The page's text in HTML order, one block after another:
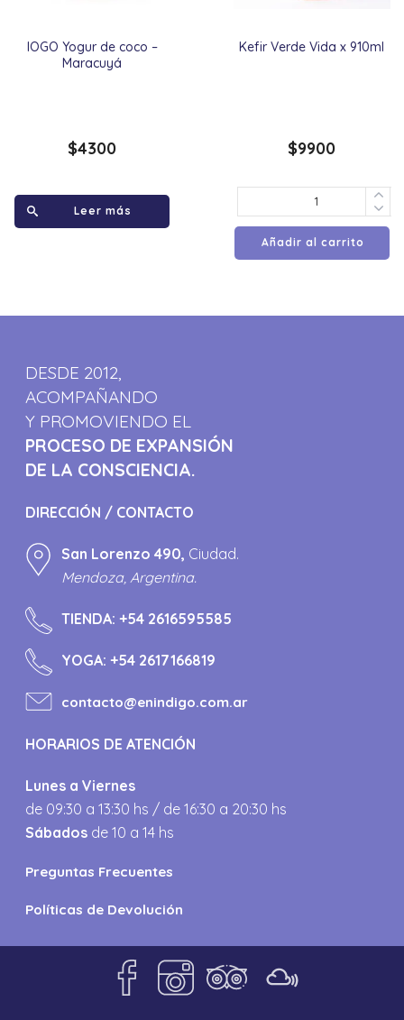
IOGO Yogur de coco –
Maracuyá
$4300
Leer más
Kefir Verde Vida x 910ml
$9900
Añadir al carrito
DESDE 2012,
ACOMPAÑANDO
Y PROMOVIENDO EL
PROCESO DE EXPANSIÓN
DE LA CONSCIENCIA.
DIRECCIÓN / CONTACTO
San Lorenzo 490, Ciudad.
Mendoza, Argentina.
TIENDA:+54 2616595585
YOGA:+54 2617166819
contacto@enindigo.com.ar
HORARIOS DE ATENCIÓN
Lunes a Viernes
de 09:30 a 13:30 hs / de 16:30 a 20:30 hs
Sábados de 10 a 14 hs
Preguntas Frecuentes
Políticas de Devolución